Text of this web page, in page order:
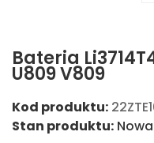
Bateria
U809 V809
Kod produktu:
Stan produktu: Nowa